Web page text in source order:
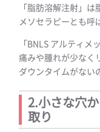
「脂肪溶解注射」
メソセラピーとも呼
「BNLS アルティメ
痛みや腫れが少なく
ダウンタイムがない
2.小さな穴
取り